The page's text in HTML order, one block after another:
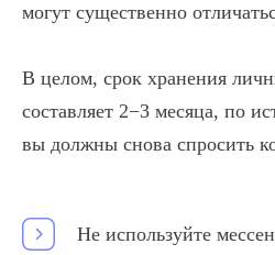
могут существенно
В целом, срок хранения
составляет 2−3 месяца, по
вы должны снова спросить
Не используйте